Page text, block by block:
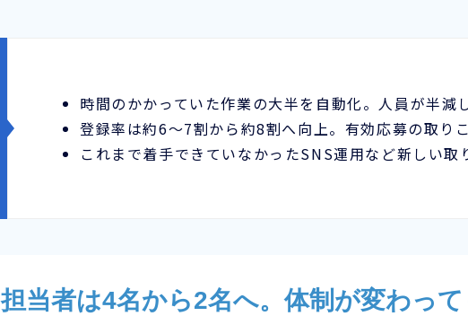
時間のかかっていた作業の大半を自動化。人員が半減
登録率は約6～7割から約8割へ向上。有効応募の取り
これまで着手できていなかったSNS運用など新しい取
担当者は4名から2名へ。体制が変わって